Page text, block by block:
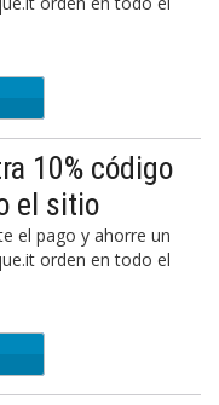
10% código
el sitio
el pago y ahorre un
orden en todo el